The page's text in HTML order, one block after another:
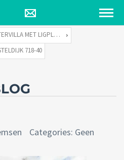
WATERVILLA MET LIGPLAATS
718-40
Categories: Geen